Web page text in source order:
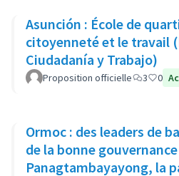
Asunción : École de
citoyenneté et le travail
Ciudadanía y Trabajo)
Proposition officielle 3 0
Ormoc : des leaders de
de la bonne
Panagtambayayong, la participation des